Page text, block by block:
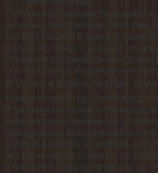
механик. Обслуживаю авто сам.
5го Эволюшна. В данный момент
Германия автомобильная страна.
тусовки, треки, безлимитные
⚽ Играю в футбол. Вратарь. 10
В целом я постоянно стараюсь
тему, которой занимаюсь.
Люблю весёлые компании, в
нет наркотиков. Считаю, что
никогда не поздно начинать,